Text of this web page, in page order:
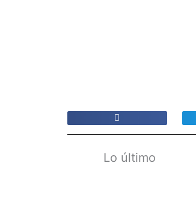
Lo último